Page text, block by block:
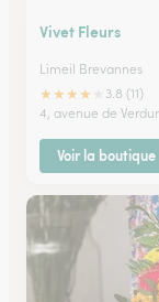
Vivet Fleurs
Limeil Brevannes
★★★★
3.8 (11)
4, avenue de
Voir la boutique